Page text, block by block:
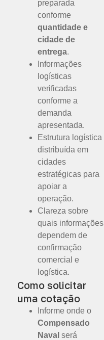
preparada
conforme
quantidade e
cidade de
entrega.
Informações
logísticas
verificadas
conforme a
demanda
apresentada.
Estrutura logística
distribuída em
cidades
estratégicas para
apoiar a
operação.
Clareza sobre
quais informações
dependem de
confirmação
comercial e
logística.
Como solicitar
uma cotação
Informe onde o
Compensado
Naval será